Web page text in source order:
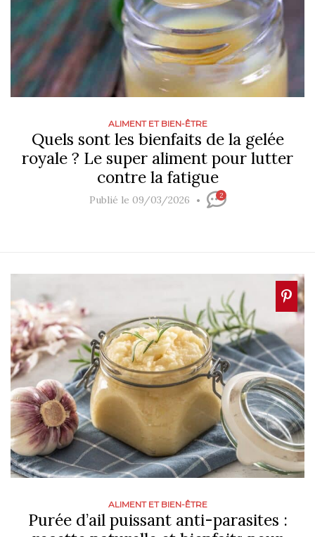
ALIMENT ET BIEN-ÊTRE
Quels sont les bienfaits de la gelée
royale ? Le super aliment pour lutter
contre la fatigue
Publié le 09/03/2026 2
ALIMENT ET BIEN-ÊTRE
Purée d’ail puissant anti-parasites :